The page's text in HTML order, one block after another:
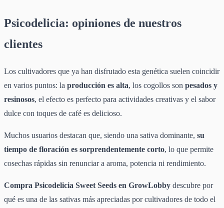
Psicodelicia: opiniones de nuestros
clientes
Los cultivadores que ya han disfrutado esta genética suelen coincidir
en varios puntos: la producción es alta, los cogollos son pesados y
resinosos, el efecto es perfecto para actividades creativas y el sabor
dulce con toques de café es delicioso.
Muchos usuarios destacan que, siendo una sativa dominante, su
tiempo de floración es sorprendentemente corto, lo que permite
cosechas rápidas sin renunciar a aroma, potencia ni rendimiento.
Compra Psicodelicia Sweet Seeds en GrowLobby descubre por
qué es una de las sativas más apreciadas por cultivadores de todo el